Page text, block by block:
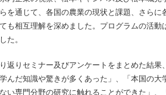
を通じて、各国の農業の現状と課題、さらに
も相互理解を深めました。プログラムの活動
た。
返りセミナー及びアンケートをまとめた結果
んだ知識や驚きが多くあった」、「本国の大
い専門分野の研究に触れることができた」、